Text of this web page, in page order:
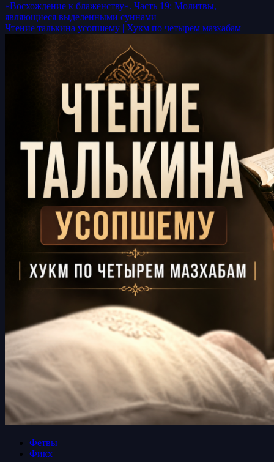
«Восхождение к блаженству». Часть 19: Молитвы,
являющиеся выделенными суннами
Чтение талькина усопшему | Хукм по четырем мазхабам
Фетвы
Фикх